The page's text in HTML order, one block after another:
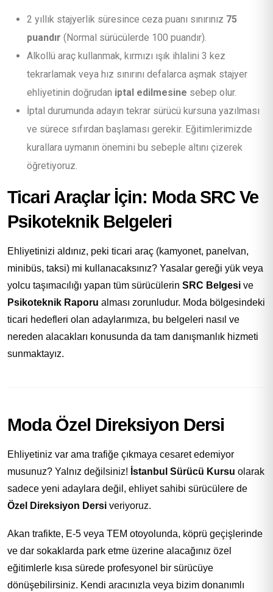
2 yıllık stajyerlik süresince ceza puanı sınırınız 75
puandır (Normal sürücülerde 100 puandır).
Alkollü araç kullanmak, kırmızı ışık ihlalini 3 kez
tekrarlamak veya hız sınırını defalarca aşmak stajyer
ehliyetinin doğrudan iptal edilmesine sebep olur.
İptal durumunda adayın tekrar sürücü kursuna yazılması
ve sürece sıfırdan başlaması gerekir. Eğitimlerimizde
kurallara uymanın önemini bu sebeple altını çizerek
öğretiyoruz.
Ticari Araçlar İçin: Moda SRC Ve
Psikoteknik Belgeleri
Ehliyetinizi aldınız, peki ticari araç (kamyonet, panelvan,
minibüs, taksi) mi kullanacaksınız? Yasalar gereği yük veya
yolcu taşımacılığı yapan tüm sürücülerin SRC Belgesi ve
Psikoteknik Raporu alması zorunludur. Moda bölgesindeki
ticari hedefleri olan adaylarımıza, bu belgeleri nasıl ve
nereden alacakları konusunda da tam danışmanlık hizmeti
sunmaktayız.
Moda Özel Direksiyon Dersi
Ehliyetiniz var ama trafiğe çıkmaya cesaret edemiyor
musunuz? Yalnız değilsiniz! İstanbul Sürücü Kursu olarak
sadece yeni adaylara değil, ehliyet sahibi sürücülere de
Özel Direksiyon Dersi veriyoruz.
Akan trafikte, E-5 veya TEM otoyolunda, köprü geçişlerinde
ve dar sokaklarda park etme üzerine alacağınız özel
eğitimlerle kısa sürede profesyonel bir sürücüye
dönüşebilirsiniz. Kendi aracınızla veya bizim donanımlı